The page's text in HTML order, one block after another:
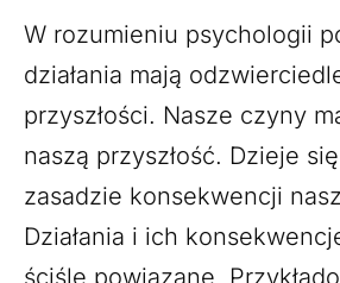
W rozumieniu psychologii
działania mają
przyszłości. Nasze czyny
naszą przyszłość. Dzieje
zasadzie konsekwencji
Działania i ich
ściśle powiązane.